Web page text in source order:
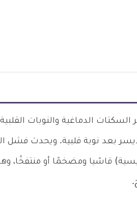
الدماغية والنوبات
بعد نوبة قلبية. ويحدث فشل
قاسًيا ومضخمًا أو منتفخًا،